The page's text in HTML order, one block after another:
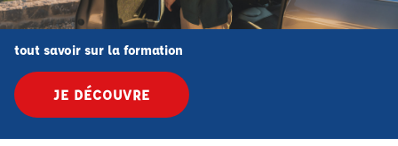
tout savoir sur la formation
JE DÉCOUVRE